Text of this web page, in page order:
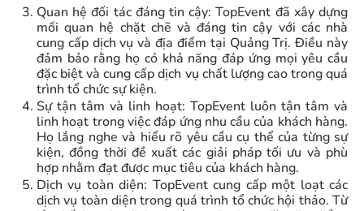
Quan hệ đối tác đáng tin cậy: TopEvent đã xây dựng
mối quan hệ chặt chẽ và đáng tin cậy với các nhà
cung cấp dịch vụ và địa điểm tại Quảng Trị. Điều này
đảm bảo rằng họ có khả năng đáp ứng mọi yêu cầu
đặc biệt và cung cấp dịch vụ chất lượng cao trong quá
trình tổ chức sự kiện.
Sự tận tâm và linh hoạt: TopEvent luôn tận tâm và
linh hoạt trong việc đáp ứng nhu cầu của khách hàng.
Họ lắng nghe và hiểu rõ yêu cầu cụ thể của từng sự
kiện, đồng thời đề xuất các giải pháp tối ưu và phù
hợp nhằm đạt được mục tiêu của khách hàng.
Dịch vụ toàn diện: TopEvent cung cấp một loạt các
dịch vụ toàn diện trong quá trình tổ chức hội thảo. Từ